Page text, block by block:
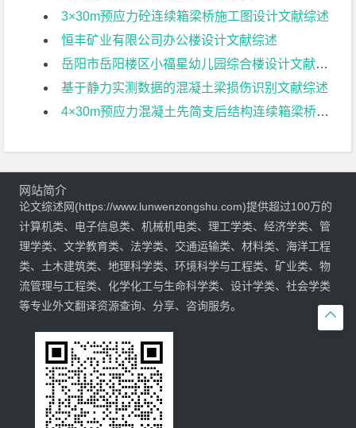
3×30m预应力砼连续箱梁桥施工图设计文献综述
恒丰矿业有限公司办公楼设计文献综述
岳阳市岳阳楼区小福星幼儿园综合楼设计文献综述
基于静力实测数据的混凝土梁损伤识别文献综述
4×30m预应力混凝土先简支后结构连续箱梁桥部分结构设计文献综述

网站简介
论文综述网(https://www.lunwenzongshu.com)提供超过100万的
计算机类、电子信息类、机械机电类、理工学类、经济学类、管
理学类、文学教育类、法学类、交通运输类、材料类、海洋工程
类、土木建筑类、地理科学类、环境科学与工程类、矿业类、物
流管理与工程类、化学化工与生命科学类、设计学类、社会学类
等专业外文翻译资源查询、分享、咨询服务。